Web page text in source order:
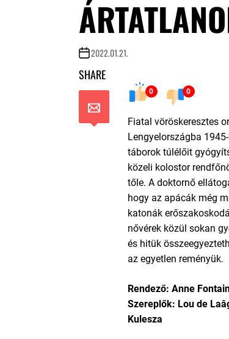
2022.01.21.
SHARE
0 0
Fiatal vöröskeresztes
Lengyelországba
táborok túlélőit
közeli kolostor
tőle. A doktornő
hogy az apácák még
katonák
nővérek közül sokan
és hitük
az egyetlen reményük.
Rendező: Anne
Szereplők: Lou de
Kulesza